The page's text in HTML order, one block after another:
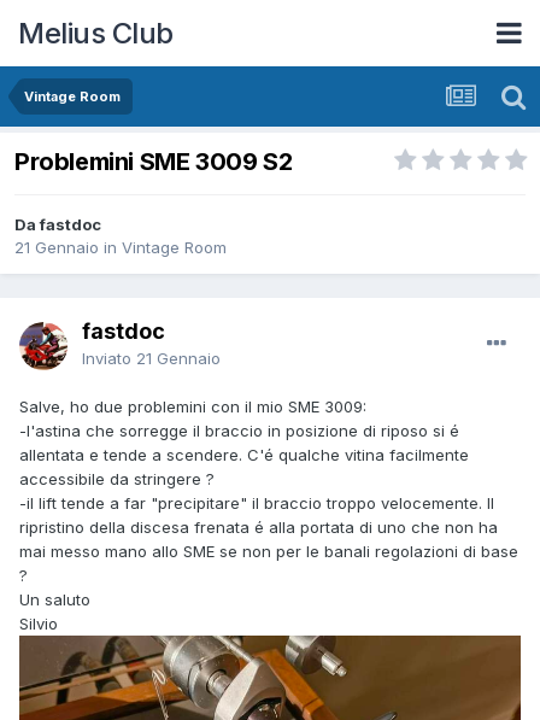
Melius Club
Vintage Room
Problemini SME 3009 S2
Da fastdoc
21 Gennaio in Vintage Room
fastdoc
Inviato 21 Gennaio
Salve, ho due problemini con il mio SME 3009:
-l'astina che sorregge il braccio in posizione di riposo si é
allentata e tende a scendere. C'é qualche vitina facilmente
accessibile da stringere ?
-il lift tende a far "precipitare" il braccio troppo velocemente. Il
ripristino della discesa frenata é alla portata di uno che non ha
mai messo mano allo SME se non per le banali regolazioni di base
?
Un saluto
Silvio